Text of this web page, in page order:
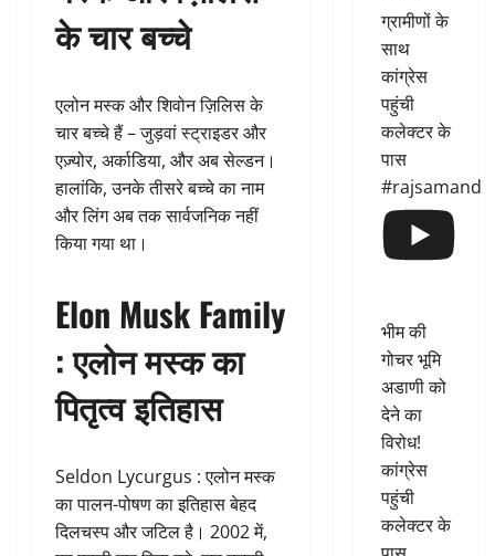
के चार बच्चे
एलोन मस्क और शिवोन ज़िलिस के
चार बच्चे हैं – जुड़वां स्ट्राइडर और
एज़्योर, अर्काडिया, और अब सेल्डन।
हालांकि, उनके तीसरे बच्चे का नाम
और लिंग अब तक सार्वजनिक नहीं
किया गया था।
Elon Musk Family
: एलोन मस्क का
पितृत्व इतिहास
Seldon Lycurgus : एलोन मस्क
का पालन-पोषण का इतिहास बेहद
दिलचस्प और जटिल है। 2002 में,
ग्रामीणों के
साथ
कांग्रेस
पहुंची
कलेक्टर के
पास
#rajsamand
भीम की
गोचर भूमि
अडाणी को
देने का
विरोध!
कांग्रेस
पहुंची
कलेक्टर के